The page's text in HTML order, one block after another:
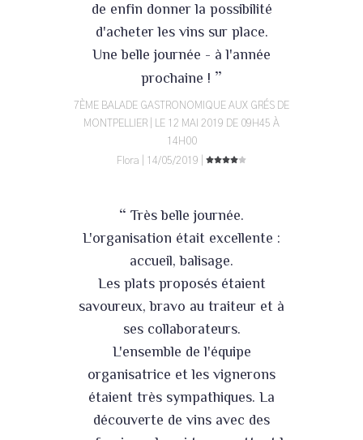
de enfin donner la possibilité
d'acheter les vins sur place.
Une belle journée - à l'année
prochaine ! ”
7ÈME BALADE GASTRONOMIQUE AUX GRÉS DE
MONTPELLIER | LE 12 MAI 2019 DE 09H45 À
14H00
Flora | 14/05/2019 |
“ Très belle journée.
L'organisation était excellente :
accueil, balisage.
Les plats proposés étaient
savoureux, bravo au traiteur et à
ses collaborateurs.
L'ensemble de l'équipe
organisatrice et les vignerons
étaient très sympathiques. La
découverte de vins avec des